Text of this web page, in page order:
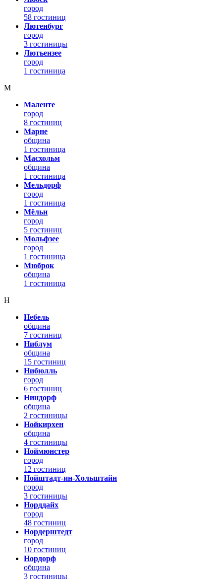
город
58 гостиниц
Лютенбург
город
3 гостиницы
Лютьензее
город
1 гостиница
М
Маленте
город
8 гостиниц
Марне
община
1 гостиница
Масхольм
община
1 гостиница
Мельдорф
город
1 гостиница
Мёльн
город
5 гостиниц
Мольфзее
город
1 гостиница
Мюброк
община
1 гостиница
Н
Небель
община
7 гостиниц
Ниблум
община
15 гостиниц
Нибюлль
город
6 гостиниц
Ниндорф
община
2 гостиницы
Нойкирхен
община
4 гостиницы
Ноймюнстер
город
12 гостиниц
Нойштадт-ин-Хольштайн
город
3 гостиницы
Норддайх
город
48 гостиниц
Нордерштедт
город
10 гостиниц
Нордорф
община
3 гостиницы